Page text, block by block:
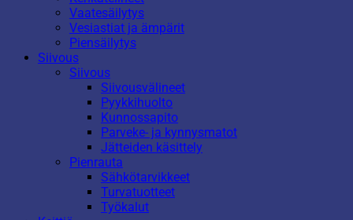
Vaatesäilytys
Vesiastiat ja ämpärit
Piensäilytys
Siivous
Siivous
Siivousvälineet
Pyykkihuolto
Kunnossapito
Parveke- ja kynnysmatot
Jätteiden käsittely
Pienrauta
Sähkötarvikkeet
Turvatuotteet
Työkalut